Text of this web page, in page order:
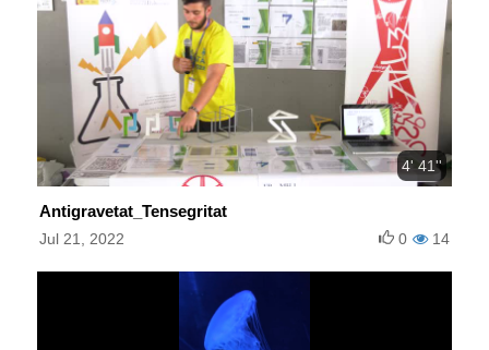
4' 41''
Antigravetat_Tensegritat
Jul 21, 2022 14
0